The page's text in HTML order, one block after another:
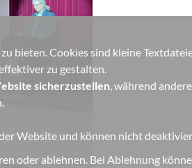
bieten. Cookies sind kleine
zu gestalten.
sicherzustellen, während
Website und können nicht
oder ablehnen. Bei Ablehnung